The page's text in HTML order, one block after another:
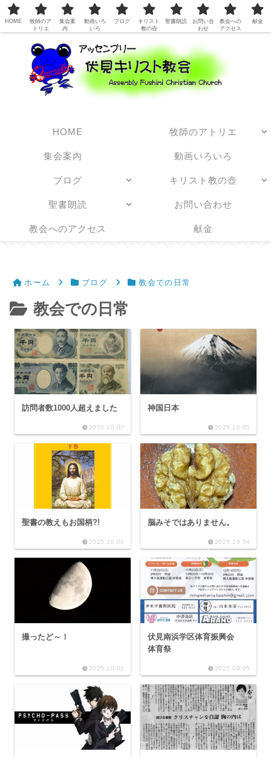
日本アッセンブリーズ・オブ・ゴッド教団
HOME 牧師のアトリエ
集会案内 動画いろいろ
ブログ キリスト教の壺
聖書朗読 お問い合わせ
教会へのアクセス 献金
ホーム ブログ 教会での日常
教会での日常
訪問者数1000人超えました
2025.10.07
神国日本
2025.10.05
聖書の教えもお国柄?!
2025.10.04
脳みそではありません。
2025.10.04
撮ったど～！
2025.10.01
伏見南浜学区体育振興会
体育祭
2025.09.05
HOME
牧師のア
トリエ
集会案
内
動画いろ
いろ
ブログ
キリスト
教の壺
聖書朗読
お問い合
わせ
教会への
アクセス
献金